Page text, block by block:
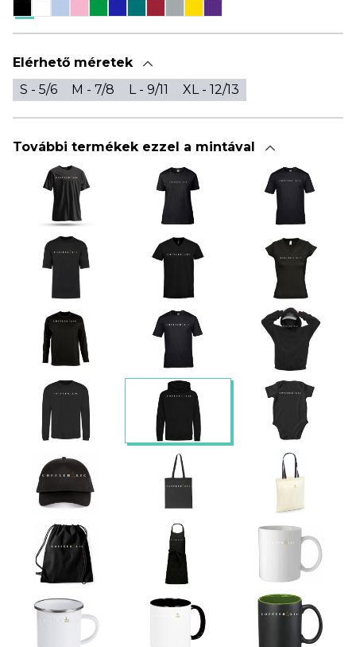
Elérhető méretek
S - 5/6
M - 7/8 L - 9/11 XL - 12/13
További termékek ezzel a mintával